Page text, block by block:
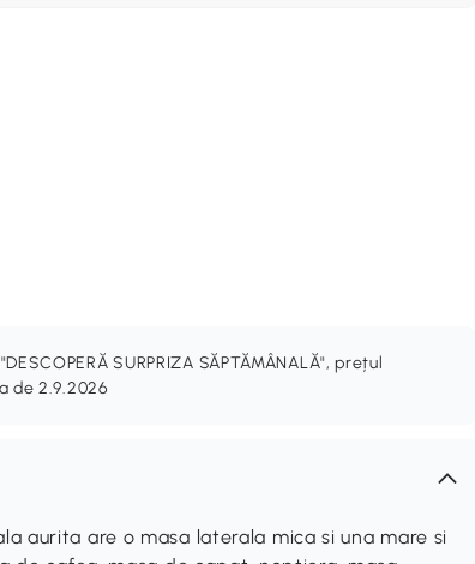
SURPRIZA SĂPTĂMÂNALĂ", prețul
de 2.9.2026
aurita are o masa laterala mica si una mare si